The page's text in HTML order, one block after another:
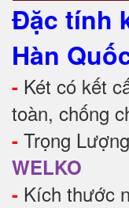
Đặc tính
Hàn
- Két có kết
toàn, chống
- Trọng
WELKO
- Kích thước